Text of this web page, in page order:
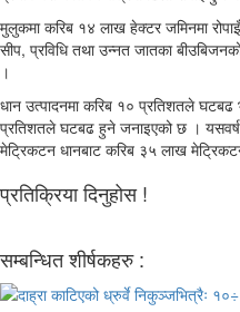
मुलुकमा करिब १४ लाख हेक्टर जमिनमा
सीप, प्रविधि तथा उन्नत जातका
।
धान उत्पादनमा करिब १० प्रतिशतले घटबढ
प्रतिशतले घटबढ हुने जनाइएको छ ।
मेट्रिकटन धानबाट करिब ३५ लाख
प्रतिक्रिया दिनुहोस !
सम्बन्धित शीर्षकहरु :